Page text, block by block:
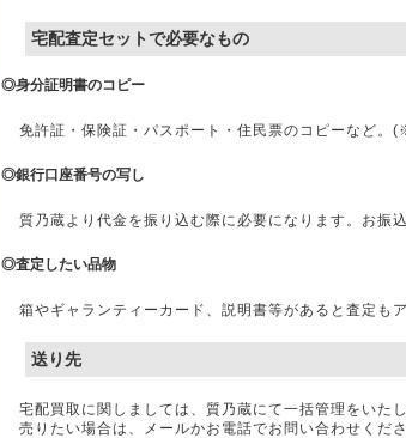
宅配査定セットで必要なもの
◎身分証明書のコピー
免許証・保険証・パスポート・住民票のコピーなど。
◎銀行口座番号の写し
質乃蔵より代金を振り込む際に必要になります。お振
◎査定したい品物
箱やギャランティーカード、説明書等があると査定も
送り先
宅配買取に関しましては、質乃蔵にて一括管理をいた
売りたい場合は、メールかお電話でお問い合わせくださ